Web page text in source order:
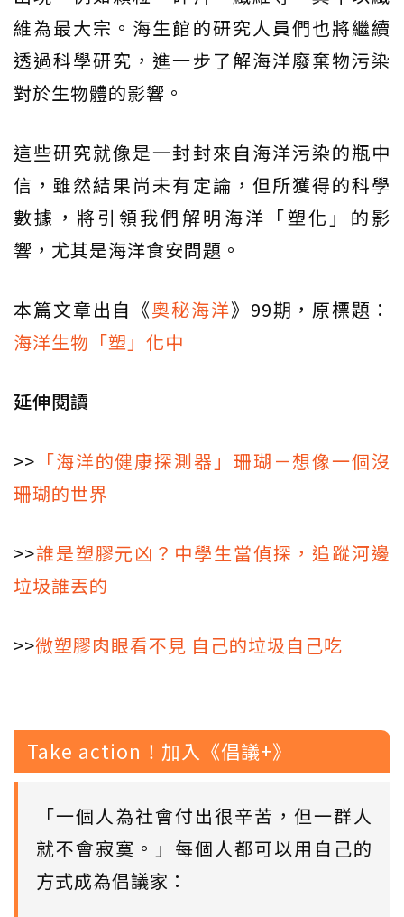
維為最大宗。海生館的研究人員們也將繼續
透過科學研究，進一步了解海洋廢棄物污染
對於生物體的影響。
這些研究就像是一封封來自海洋污染的瓶中
信，雖然結果尚未有定論，但所獲得的科學
數據，將引領我們解明海洋「塑化」的影
響，尤其是海洋食安問題。
本篇文章出自《奧秘海洋》99期，原標題：
海洋生物「塑」化中
延伸閱讀
>> 「海洋的健康探測器」珊瑚－想像一個沒
珊瑚的世界
>>誰是塑膠元凶？中學生當偵探，追蹤河邊
垃圾誰丟的
>>微塑膠肉眼看不見 自己的垃圾自己吃
Take action！加入《倡議+》
「一個人為社會付出很辛苦，但一群人
就不會寂寞。」每個人都可以用自己的
方式成為倡議家：